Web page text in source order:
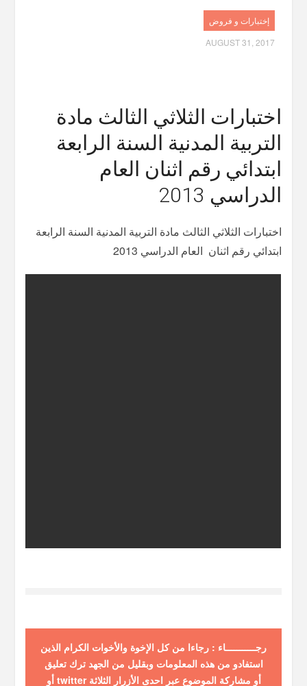
إختبارات و فروض
AUGUST 31, 2017
اختبارات الثلاثي الثالث مادة
التربية المدنية السنة الرابعة
ابتدائي رقم اثنان العام
الدراسي 2013
اختبارات الثلاثي الثالث مادة التربية المدنية السنة الرابعة
ابتدائي رقم اثنان العام الدراسي 2013
رجـــــــــــاء : رجاءا من كل الإخوة والأخوات الكرام الذين
استفادو من هذه المعلومات وبقليل من الجهد ترك تعليق
أو مشاركة الموضوع عبر احدى الأزرار الثلاثة twitter أو